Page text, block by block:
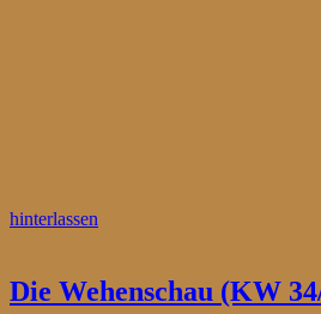
hinterlassen
Die Wehenschau (KW